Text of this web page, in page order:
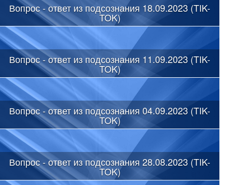
Вопрос - ответ из подсознания 18.09.2023 (TIK-
TOK)
Вопрос - ответ из подсознания 11.09.2023 (TIK-
TOK)
Вопрос - ответ из подсознания 04.09.2023 (TIK-
TOK)
Вопрос - ответ из подсознания 28.08.2023 (TIK-
TOK)